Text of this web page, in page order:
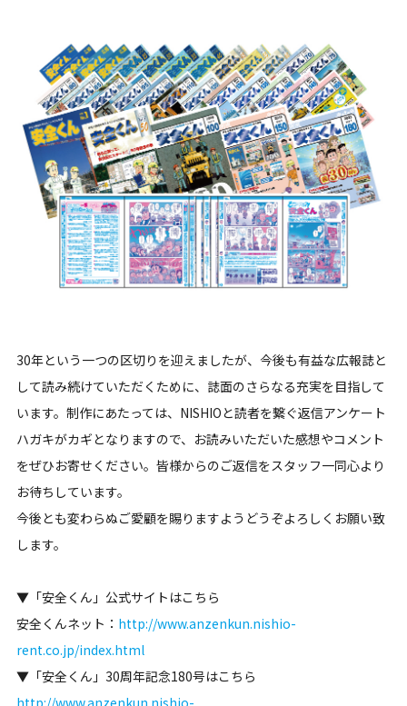
30年という一つの区切りを迎えましたが、今後も有益な広報誌と
して読み続けていただくために、誌面のさらなる充実を目指して
います。制作にあたっては、NISHIOと読者を繋ぐ返信アンケート
ハガキがカギとなりますので、お読みいただいた感想やコメント
をぜひお寄せください。皆様からのご返信をスタッフ一同心より
お待ちしています。
今後とも変わらぬご愛顧を賜りますようどうぞよろしくお願い致
します。
▼「安全くん」公式サイトはこちら
安全くんネット： http://www.anzenkun.nishio-
rent.co.jp/index.html
▼「安全くん」30周年記念180号はこちら